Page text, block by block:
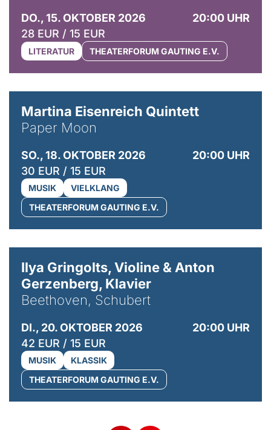
DO., 15. OKTOBER 2026
20:00 UHR
28 EUR / 15 EUR
LITERATUR THEATERFORUM GAUTING E.V.
Martina Eisenreich Quintett
Paper Moon
SO., 18. OKTOBER 2026
20:00 UHR
30 EUR / 15 EUR
MUSIK
VIELKLANG
THEATERFORUM GAUTING E.V.
Ilya Gringolts, Violine & Anton
Gerzenberg, Klavier
Beethoven, Schubert
DI., 20. OKTOBER 2026
20:00 UHR
42 EUR / 15 EUR
MUSIK
KLASSIK
THEATERFORUM GAUTING E.V.